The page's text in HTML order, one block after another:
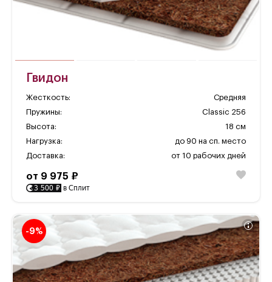
Гвидон
Жесткость:
Средняя
Пружины:
Classic 256
Высота:
18 см
Нагрузка:
до 90 на сп. место
Доставка:
от 10 рабочих дней
от 9 975 ₽
3 500 ₽ в Сплит
-9%